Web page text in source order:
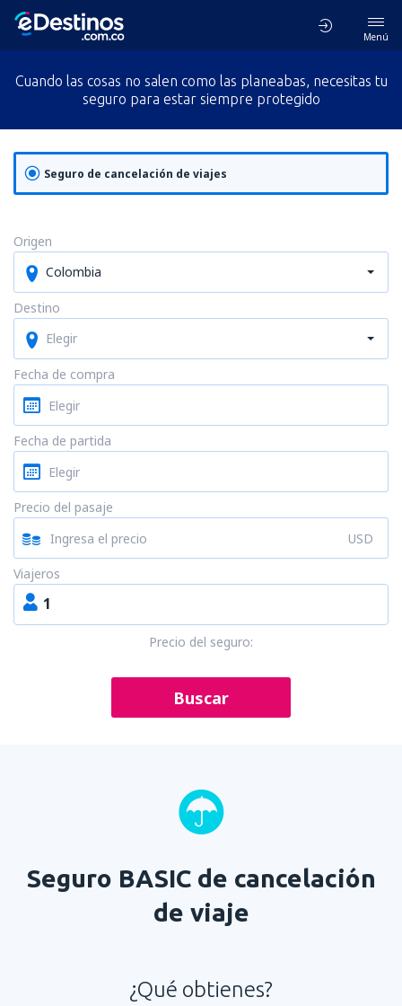
Menú
Cuando las cosas no salen como las planeabas, necesitas tu
seguro para estar siempre protegido
Seguro de cancelación de viajes
Origen
Colombia
Destino
Elegir
Fecha de compra
Fecha de partida
Precio del pasaje
USD
Viajeros
1
Precio del seguro:
Buscar
Seguro BASIC de cancelación
de viaje
¿Qué obtienes?